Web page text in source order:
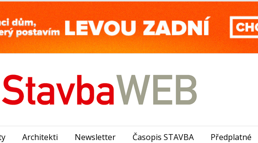
Architekti Newsletter Časopis STAVBA Předplatné